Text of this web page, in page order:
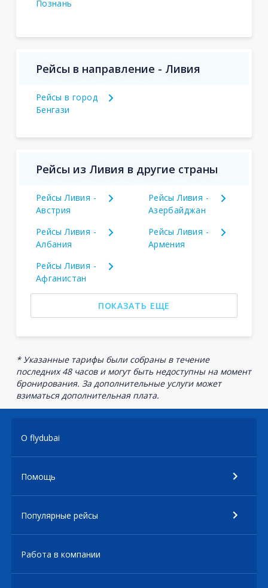
Познань
Рейсы в направление - Ливия
Рейсы в город
Бенгази
Рейсы из Ливия в другие страны
Рейсы Ливия -
Австрия
Рейсы Ливия -
Азербайджан
Рейсы Ливия -
Албания
Рейсы Ливия -
Армения
Рейсы Ливия -
Афганистан
ПОКАЗАТЬ ЕЩЕ
* Указанные тарифы были собраны в течение
последних 48 часов и могут быть недоступны на момент
бронирования. За дополнительные услуги может
взиматься дополнительная плата.
О flydubai
Помощь
Популярные рейсы
Работа в компании